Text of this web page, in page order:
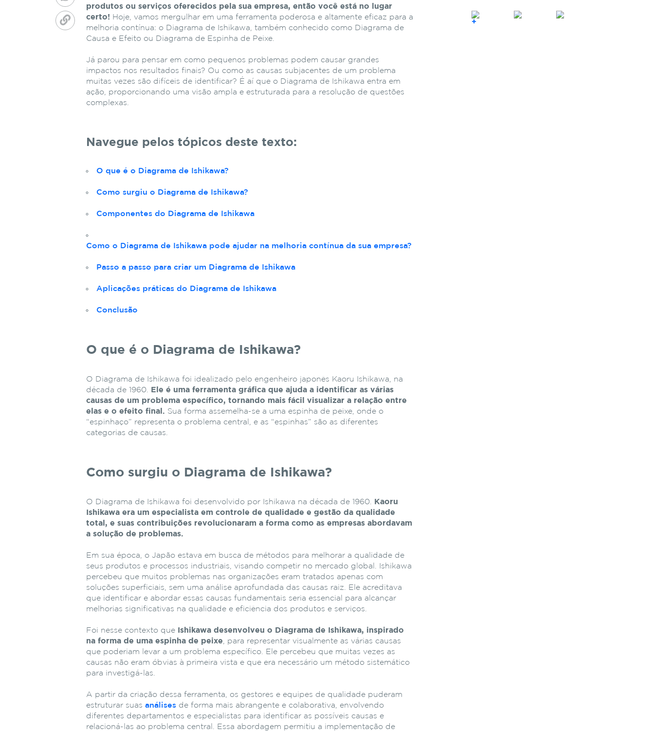
produtos ou serviços oferecidos pela sua empresa, então você está no lugar
certo! Hoje, vamos mergulhar em uma ferramenta poderosa e altamente eficaz para a
melhoria contínua: o Diagrama de Ishikawa, também conhecido como Diagrama de
Causa e Efeito ou Diagrama de Espinha de Peixe.
Já parou para pensar em como pequenos problemas podem causar grandes
impactos nos resultados finais? Ou como as causas subjacentes de um problema
muitas vezes são difíceis de identificar? É aí que o Diagrama de Ishikawa entra em
ação, proporcionando uma visão ampla e estruturada para a resolução de questões
complexas.
Navegue pelos tópicos deste texto:
O que é o Diagrama de Ishikawa?
Como surgiu o Diagrama de Ishikawa?
Componentes do Diagrama de Ishikawa
Como o Diagrama de Ishikawa pode ajudar na melhoria contínua da sua empresa?
Passo a passo para criar um Diagrama de Ishikawa
Aplicações práticas do Diagrama de Ishikawa
Conclusão
O que é o Diagrama de Ishikawa?
O Diagrama de Ishikawa foi idealizado pelo engenheiro japonês Kaoru Ishikawa, na
década de 1960. Ele é uma ferramenta gráfica que ajuda a identificar as várias
causas de um problema específico, tornando mais fácil visualizar a relação entre
elas e o efeito final. Sua forma assemelha-se a uma espinha de peixe, onde o
“espinhaço” representa o problema central, e as “espinhas” são as diferentes
categorias de causas.
Como surgiu o Diagrama de Ishikawa?
O Diagrama de Ishikawa foi desenvolvido por Ishikawa na década de 1960. Kaoru
Ishikawa era um especialista em controle de qualidade e gestão da qualidade
total, e suas contribuições revolucionaram a forma como as empresas abordavam
a solução de problemas.
Em sua época, o Japão estava em busca de métodos para melhorar a qualidade de
seus produtos e processos industriais, visando competir no mercado global. Ishikawa
percebeu que muitos problemas nas organizações eram tratados apenas com
soluções superficiais, sem uma análise aprofundada das causas raiz. Ele acreditava
que identificar e abordar essas causas fundamentais seria essencial para alcançar
melhorias significativas na qualidade e eficiência dos produtos e serviços.
Foi nesse contexto que
Ishikawa desenvolveu o Diagrama de Ishikawa, inspirado
na forma de uma espinha de peixe, para representar visualmente as várias causas
que poderiam levar a um problema específico. Ele percebeu que muitas vezes as
causas não eram óbvias à primeira vista e que era necessário um método sistemático
para investigá-las.
A partir da criação dessa ferramenta, os gestores e equipes de qualidade puderam
estruturar suasanálises de forma mais abrangente e colaborativa, envolvendo
diferentes departamentos e especialistas para identificar as possíveis causas e
relacioná-las ao problema central. Essa abordagem permitiu a implementação de
+